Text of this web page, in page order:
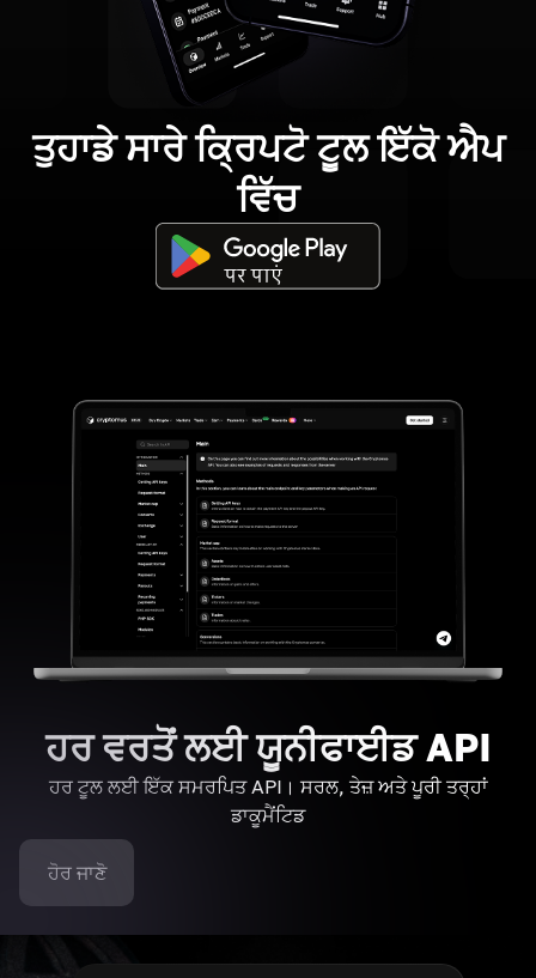
ਤੁਹਾਡੇ ਸਾਰੇ ਕ੍ਰਿਪਟੋ ਟੂਲ ਇੱਕੋ ਐਪ
ਵਿੱਚ
ਹਰ ਵਰਤੋਂ ਲਈ ਯੂਨੀਫਾਈਡ API
ਹਰ ਟੂਲ ਲਈ ਇੱਕ ਸਮਰਪਿਤ API। ਸਰਲ, ਤੇਜ਼ ਅਤੇ ਪੂਰੀ ਤਰ੍ਹਾਂ
ਡਾਕੂਮੈਂਟਿਡ
ਹੋਰ ਜਾਣੋ